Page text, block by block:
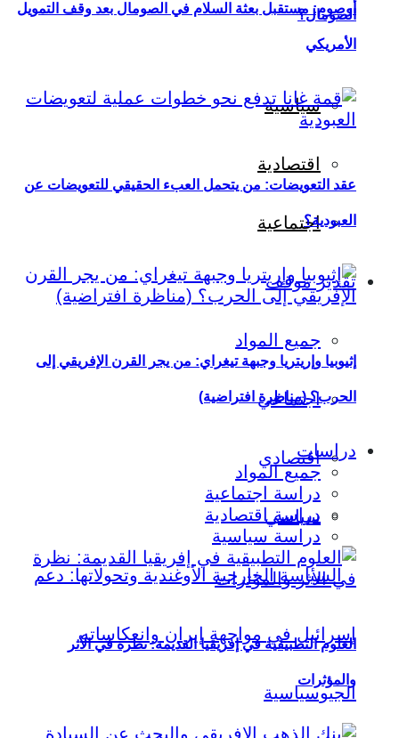
الصومال؟
سياسية
اقتصادية
اجتماعية
تقدير موقف
جميع المواد
اجتماعي
اقتصادي
سياسي
أوصوم: مستقبل بعثة السلام في الصومال بعد وقف التمويل
الأمريكي
عقد التعويضات: من يتحمل العبء الحقيقي للتعويضات عن
العبودية؟
إثيوبيا وإريتريا وجبهة تيغراي: من يجر القرن الإفريقي إلى
الحرب؟ (مناظرة افتراضية)
دراسات
جميع المواد
دراسة اجتماعية
دراسة اقتصادية
دراسة سياسية
العلوم التطبيقية في إفريقيا القديمة: نظرة في الأثر
والمؤثرات